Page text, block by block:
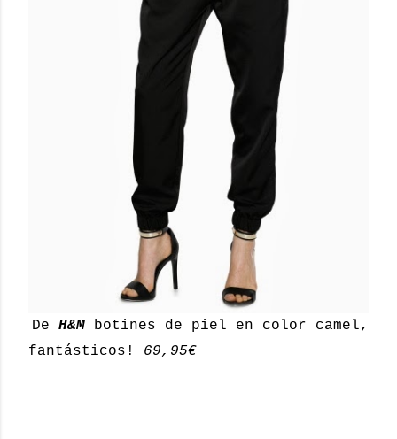
De H&M botines de piel en color camel,
fantásticos! 69,95€